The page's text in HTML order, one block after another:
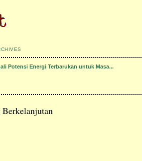
Potensi Energi Terbarukan untuk Masa...
Berkelanjutan